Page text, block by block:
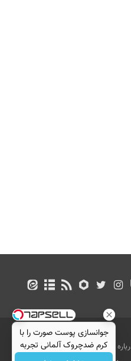
ما تماس با ما
بازرگانی
جوانسازی پوست صورت را با
کرم ضدچروک آلمانی تجربه
کنید!